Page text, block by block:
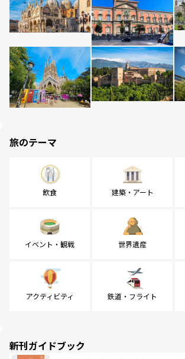
旅のテーマ
飲食 建築・アート
イベント・観戦 世界遺産
アクティビティ 鉄道・フライト
新刊ガイドブック